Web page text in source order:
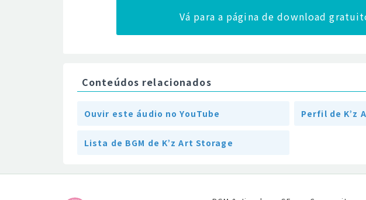
Vá para a página de download
Conteúdos relacionados
Ouvir este áudio no YouTube Perfil de K’z
Lista de BGM de K’z Art Storage